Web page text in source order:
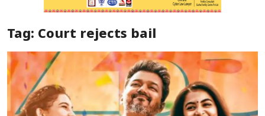
Special Story
Business
Tag: Court rejects bail